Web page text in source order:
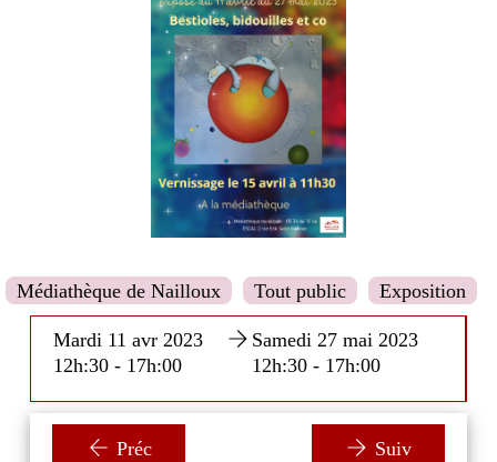
Médiathèque de Nailloux Tout public Exposition
Mardi 11 avr 2023
12h:30 - 17h:00
Samedi 27 mai 2023
12h:30 - 17h:00
Préc Suiv